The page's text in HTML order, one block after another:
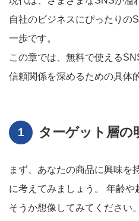
自社のビジネスにぴったりの
一歩です。
この章では、無料で使える
信頼関係を深めるための具体
ターゲット層の
まず、あなたの商品に興味を
に考えてみましょう。 年齢や
そうか想像してみてください